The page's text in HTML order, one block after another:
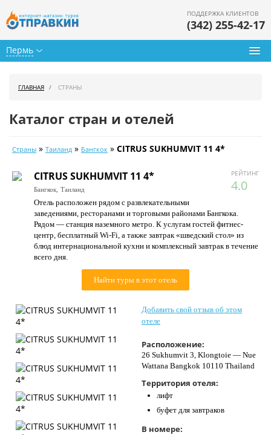
Пермь
ПОДДЕРЖКА КЛИЕНТОВ
(342) 255-42-17
Календарь туров
Цены дня
Страны
Как купить
О нас
ГЛАВНАЯ СТРАНЫ
Каталог стран и отелей
Страны » Таиланд » Бангкок » CITRUS SUKHUMVIT 11 4*
РЕЙТИНГ
4.0
CITRUS SUKHUMVIT 11 4*
Бангкок, Таиланд
Отель расположен рядом с развлекательными
заведениями, ресторанами и торговыми районами Бангкока.
Рядом — станция наземного метро. К услугам гостей фитнес-
центр, бесплатный Wi-Fi, а также завтрак «шведский стол» из
блюд интернациональной кухни и комплексный завтрак в течение
всего дня.
Найти туры в этот отель
Добавить свой отзыв об этом
отеле
Расположение:
26 Sukhumvit 3, Klongtoie — Nue
Wattana Bangkok 10110 Thailand
Территория отеля:
лифт
буфет для завтраков
В номере: